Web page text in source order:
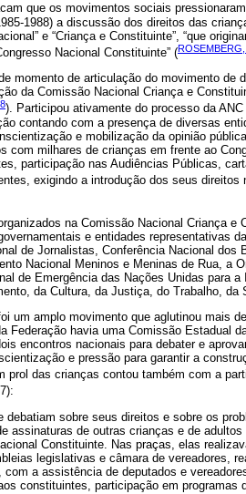
que os movimentos sociais
1988) a discussão dos direitos das
e “Criança e Constituinte”, “que
Nacional Constituinte” (
momento de articulação do movimento de
da Comissão Nacional Criança e
). Participou ativamente do processo da
contando com a presença de diversas
e mobilização da opinião
com milhares de crianças em frente ao
participação nas Audiências Públicas,
exigindo a introdução dos seus direitos
na Comissão Nacional Criança e
e entidades representativas
de Jornalistas, Conferência Nacional dos
Nacional Meninos e Meninas de Rua, a
de Emergência das Nações Unidas para
da Cultura, da Justiça, do Trabalho, da
um amplo movimento que aglutinou mais
Federação havia uma Comissão Estadual
encontros nacionais para debater e
e pressão para garantir a
prol das crianças contou também com a
debatiam sobre seus direitos e sobre os
assinaturas de outras crianças e de
Constituinte. Nas praças, elas
legislativas e câmara de vereadores,
a assistência de deputados e
constituintes, participação em programas